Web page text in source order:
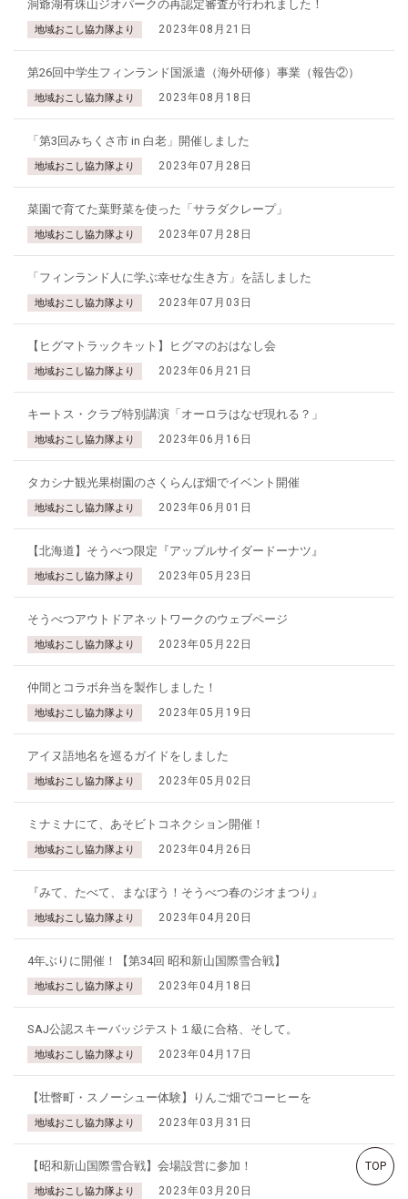
洞爺湖有珠山ジオパークの再認定審査が行われました！
地域おこし協力隊より 2023年08月21日
第26回中学生フィンランド国派遣（海外研修）事業（報告②）
地域おこし協力隊より 2023年08月18日
「第3回みちくさ市 in 白老」開催しました
地域おこし協力隊より 2023年07月28日
菜園で育てた葉野菜を使った「サラダクレープ」
地域おこし協力隊より 2023年07月28日
「フィンランド人に学ぶ幸せな生き方」を話しました
地域おこし協力隊より 2023年07月03日
【ヒグマトラックキット】ヒグマのおはなし会
地域おこし協力隊より 2023年06月21日
キートス・クラブ特別講演「オーロラはなぜ現れる？」
地域おこし協力隊より 2023年06月16日
タカシナ観光果樹園のさくらんぼ畑でイベント開催
地域おこし協力隊より 2023年06月01日
【北海道】そうべつ限定『アップルサイダードーナツ』
地域おこし協力隊より 2023年05月23日
そうべつアウトドアネットワークのウェブページ
地域おこし協力隊より 2023年05月22日
仲間とコラボ弁当を製作しました！
地域おこし協力隊より 2023年05月19日
アイヌ語地名を巡るガイドをしました
地域おこし協力隊より 2023年05月02日
ミナミナにて、あそビトコネクション開催！
地域おこし協力隊より 2023年04月26日
『みて、たべて、まなぼう！そうべつ春のジオまつり』
地域おこし協力隊より 2023年04月20日
4年ぶりに開催！【第34回 昭和新山国際雪合戦】
地域おこし協力隊より 2023年04月18日
SAJ公認スキーバッジテスト１級に合格、そして。
地域おこし協力隊より 2023年04月17日
【壮瞥町・スノーシュー体験】りんご畑でコーヒーを
地域おこし協力隊より 2023年03月31日
【昭和新山国際雪合戦】会場設営に参加！
地域おこし協力隊より 2023年03月20日
TOP